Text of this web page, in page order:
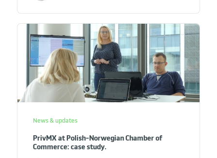
News & updates
PrivMX at Polish-Norwegian Chamber of
Commerce: case study.